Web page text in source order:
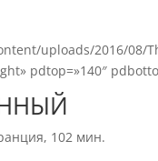
uploads/2016/08/
pdtop=»140″
102 мин.